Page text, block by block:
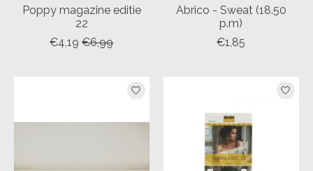
Poppy magazine editie
22
€4,19 €6,99
Abrico - Sweat (18.50
p.m)
€1,85